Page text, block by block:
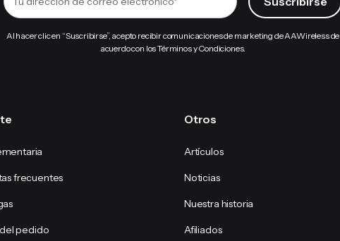
Al hacer clic en “Suscribirse”, acepto recibir comunicaciones de marketing de AAWireless de
acuerdo con los Términos y Condiciones.
frecuentes
pedido
Otros
Artículos
Noticias
Nuestra historia
Afiliados